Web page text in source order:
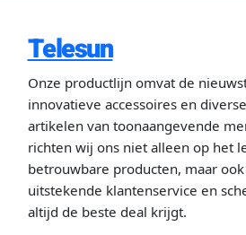
Telesun
Onze productlijn omvat de
innovatieve accessoires en
artikelen van toonaangevende
richten wij ons niet alleen op het
betrouwbare producten, maar
uitstekende klantenservice en
altijd de beste deal krijgt.